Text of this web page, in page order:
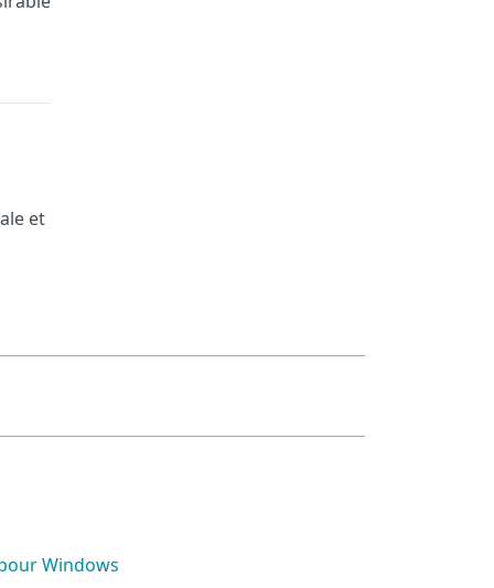
et
Windows